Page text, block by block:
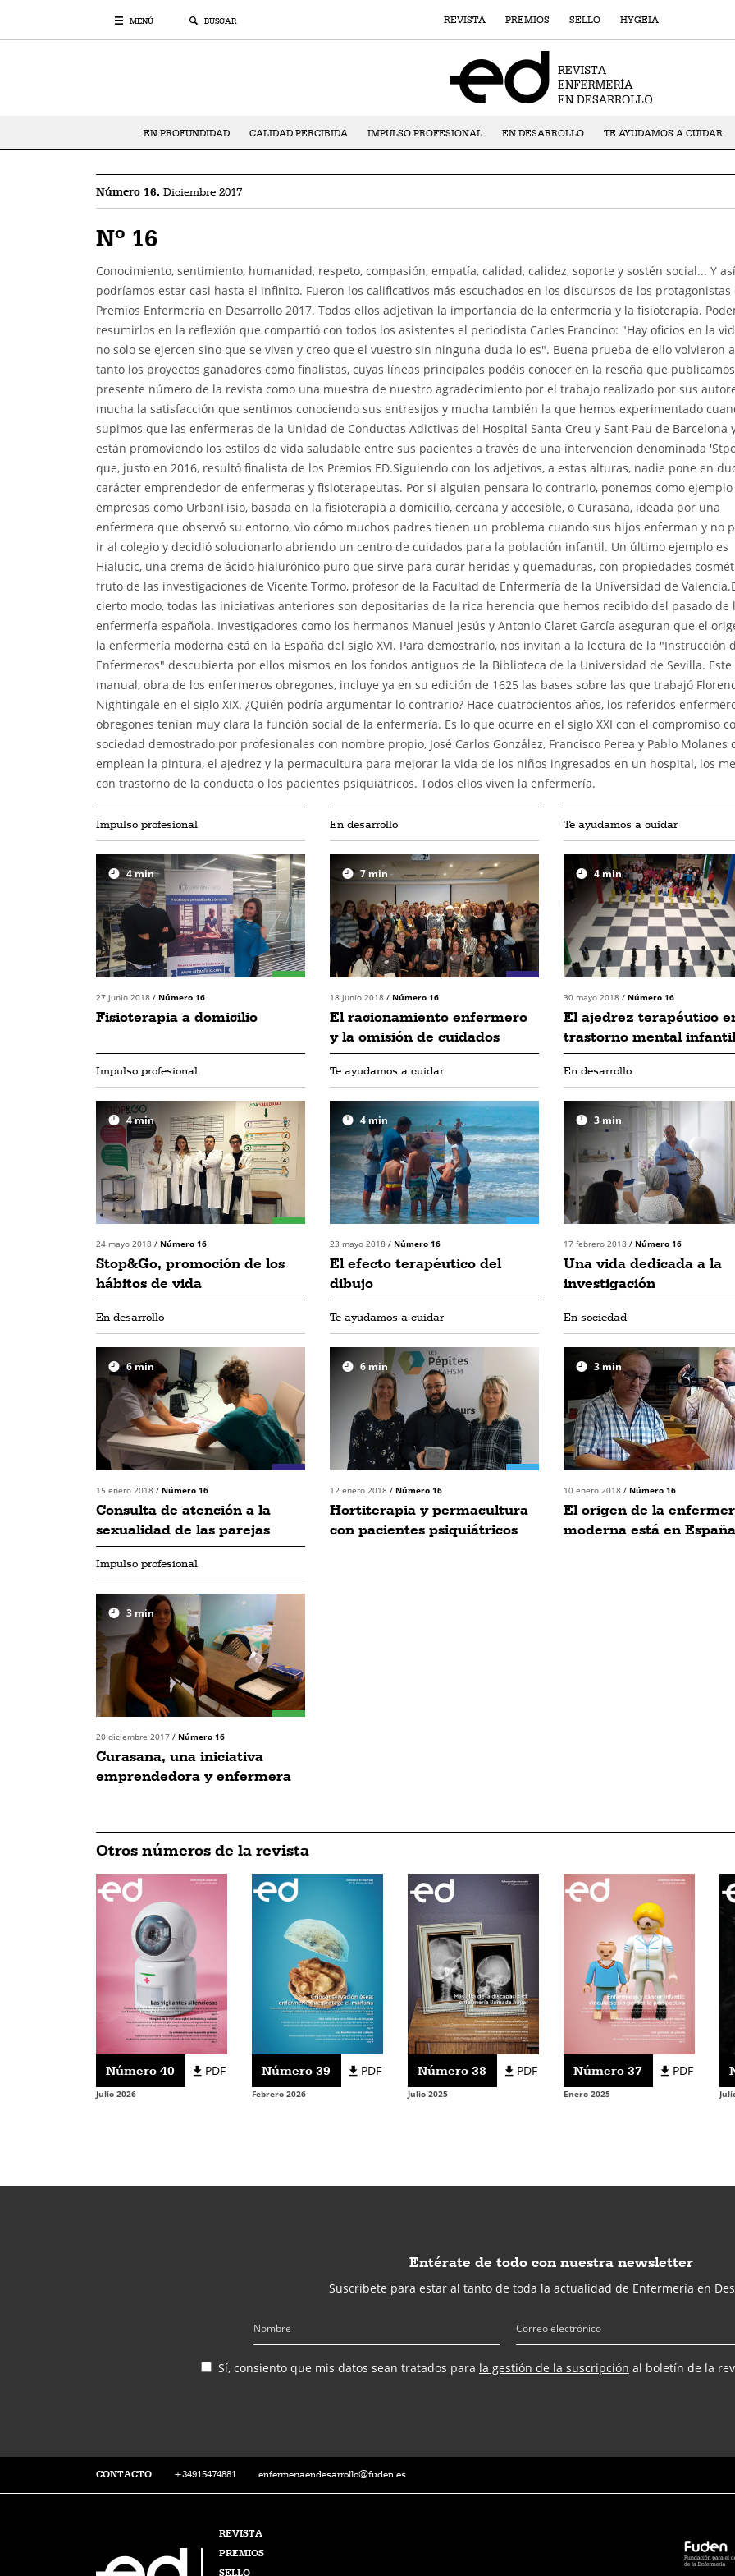
MENÚ BUSCAR REVISTA PREMIOS SELLO HYGEIA
EN PROFUNDIDAD CALIDAD PERCIBIDA IMPULSO PROFESIONAL EN DESARROLLO TE AYUDAMOS A CUIDAR
Número 16. Diciembre 2017
Nº 16
Conocimiento, sentimiento, humanidad, respeto, compasión, empatía, calidad, calidez, soporte y sostén social... Y así
podríamos estar casi hasta el infinito. Fueron los calificativos más escuchados en los discursos de los protagonistas
Premios Enfermería en Desarrollo 2017. Todos ellos adjetivan la importancia de la enfermería y la fisioterapia.
resumirlos en la reflexión que compartió con todos los asistentes el periodista Carles Francino: "Hay oficios en la
no solo se ejercen sino que se viven y creo que el vuestro sin ninguna duda lo es". Buena prueba de ello volvieron
tanto los proyectos ganadores como finalistas, cuyas líneas principales podéis conocer en la reseña que
presente número de la revista como una muestra de nuestro agradecimiento por el trabajo realizado por sus
mucha la satisfacción que sentimos conociendo sus entresijos y mucha también la que hemos experimentado
supimos que las enfermeras de la Unidad de Conductas Adictivas del Hospital Santa Creu y Sant Pau de Barcelona
están promoviendo los estilos de vida saludable entre sus pacientes a través de una intervención denominada
que, justo en 2016, resultó finalista de los Premios ED.Siguiendo con los adjetivos, a estas alturas, nadie pone en
carácter emprendedor de enfermeras y fisioterapeutas. Por si alguien pensara lo contrario, ponemos como ejemplo
empresas como UrbanFisio, basada en la fisioterapia a domicilio, cercana y accesible, o Curasana, ideada por una
enfermera que observó su entorno, vio cómo muchos padres tienen un problema cuando sus hijos enferman y no
ir al colegio y decidió solucionarlo abriendo un centro de cuidados para la población infantil. Un último ejemplo es
Hialucic, una crema de ácido hialurónico puro que sirve para curar heridas y quemaduras, con propiedades
fruto de las investigaciones de Vicente Tormo, profesor de la Facultad de Enfermería de la Universidad de
cierto modo, todas las iniciativas anteriores son depositarias de la rica herencia que hemos recibido del pasado de
enfermería española. Investigadores como los hermanos Manuel Jesús y Antonio Claret García aseguran que el
la enfermería moderna está en la España del siglo XVI. Para demostrarlo, nos invitan a la lectura de la "Instrucción
Enfermeros" descubierta por ellos mismos en los fondos antiguos de la Biblioteca de la Universidad de Sevilla. Este
manual, obra de los enfermeros obregones, incluye ya en su edición de 1625 las bases sobre las que trabajó
Nightingale en el siglo XIX. ¿Quién podría argumentar lo contrario? Hace cuatrocientos años, los referidos
obregones tenían muy clara la función social de la enfermería. Es lo que ocurre en el siglo XXI con el compromiso
sociedad demostrado por profesionales con nombre propio, José Carlos González, Francisco Perea y Pablo Molanes
emplean la pintura, el ajedrez y la permacultura para mejorar la vida de los niños ingresados en un hospital, los
con trastorno de la conducta o los pacientes psiquiátricos. Todos ellos viven la enfermería.
Impulso profesional
4min
27 junio 2018 / Número 16
Fisioterapia a domicilio
En desarrollo
7min
18 junio 2018 / Número 16
El racionamiento enfermero
y la omisión de cuidados
Te ayudamos a cuidar
4min
30 mayo 2018 / Número 16
El ajedrez terapéutico
trastorno mental infantil
Impulso profesional
4min
24 mayo 2018 / Número 16
Stop&Go, promoción de los
hábitos de vida
Te ayudamos a cuidar
4min
23 mayo 2018 / Número 16
El efecto terapéutico del
dibujo
En desarrollo
3 min
17 febrero 2018 / Número 16
Una vida dedicada a la
investigación
En desarrollo
6min
15 enero 2018 / Número 16
Consulta de atención a la
sexualidad de las parejas
Te ayudamos a cuidar
6 min
12 enero 2018 / Número 16
Hortiterapia y permacultura
con pacientes psiquiátricos
En sociedad
3 min
10 enero 2018 / Número 16
El origen de la
moderna está en España
Impulso profesional
3 min
20 diciembre 2017 / Número 16
Curasana, una iniciativa
emprendedora y enfermera
Otros números de la revista
Número 40 PDF
Julio 2026
Número 39 PDF
Febrero 2026
Número 38 PDF
Julio 2025
Número 37 PDF
Enero 2025
Entérate de todo con nuestra newsletter
Suscríbete para estar al tanto de toda la actualidad de Enfermería en
Sí, consiento que mis datos sean tratados para la gestión de la suscripción al boletín de la
CONTACTO +34915474881 enfermeriaendesarrollo@fuden.es
REVISTA
PREMIOS
SELLO